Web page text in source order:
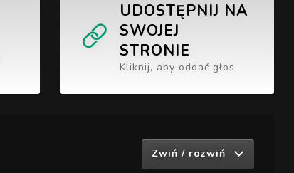
UDOSTĘPNIJ NA
SWOJEJ
STRONIE
Kliknij, aby oddać głos
Zwiń / rozwiń